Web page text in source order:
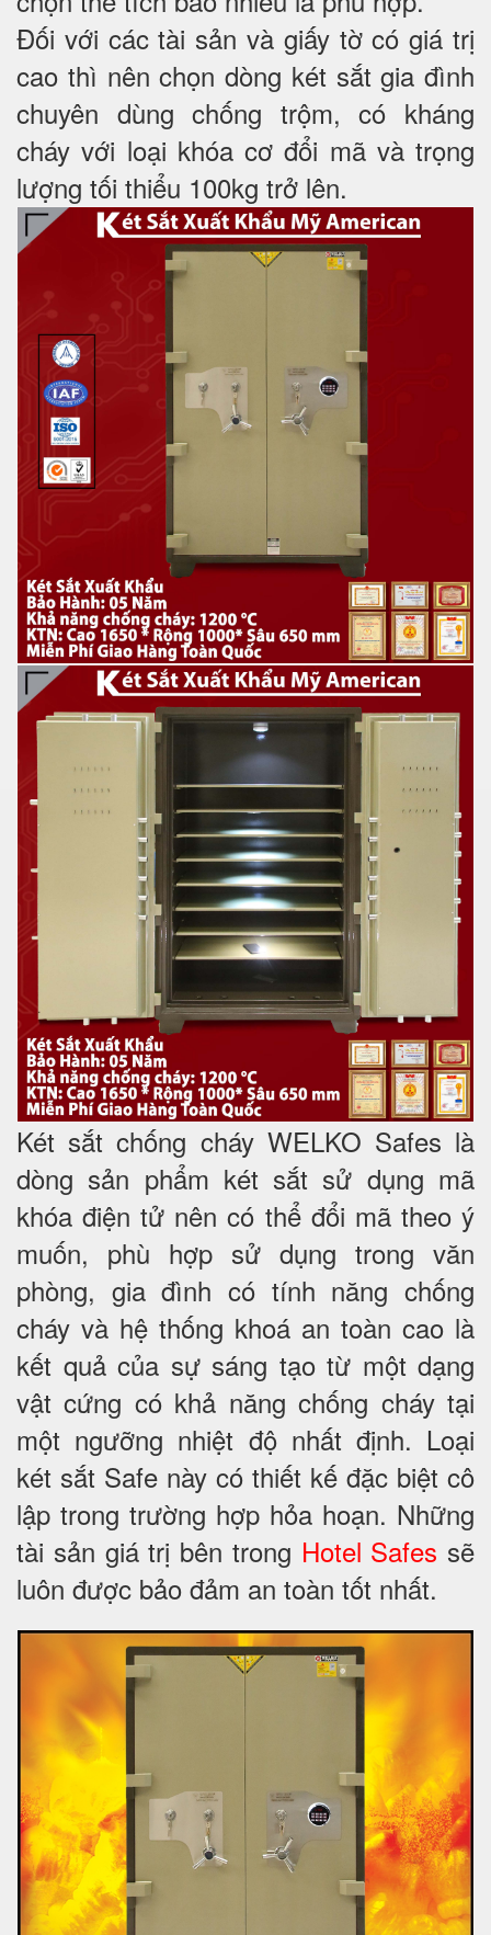
Đối với các tài sản và giấy tờ có giá trị
cao thì nên chọn dòng két sắt gia đình
chuyên dùng chống trộm, có kháng
cháy với loại khóa cơ đổi mã và trọng
lượng tối thiểu 100kg trở lên.
Két sắt chống cháy WELKO Safes là
dòng sản phẩm két sắt sử dụng mã
khóa điện tử nên có thể đổi mã theo ý
muốn, phù hợp sử dụng trong văn
phòng, gia đình có tính năng chống
cháy và hệ thống khoá an toàn cao là
kết quả của sự sáng tạo từ một dạng
vật cứng có khả năng chống cháy tại
một ngưỡng nhiệt độ nhất định. Loại
két sắt Safe này có thiết kế đặc biệt cô
lập trong trường hợp hỏa hoạn. Những
tài sản giá trị bên trong Hotel Safes sẽ
luôn được bảo đảm an toàn tốt nhất.